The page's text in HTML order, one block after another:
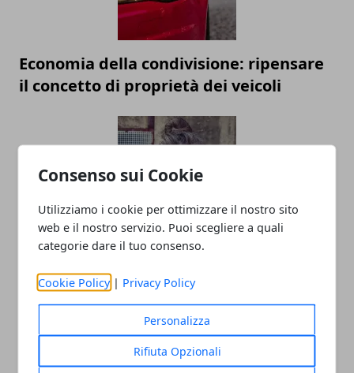
Consenso sui Cookie
Utilizziamo i cookie per ottimizzare il nostro sito
web e il nostro servizio. Puoi scegliere a quali
categorie dare il tuo consenso.
Cookie Policy | Privacy Policy
Personalizza
Rifiuta Opzionali
Economia della condivisione: ripensare
il concetto di proprietà dei veicoli
Linea di moda: gli errori da non fare
prima del lancio